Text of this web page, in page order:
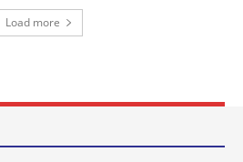
Load more